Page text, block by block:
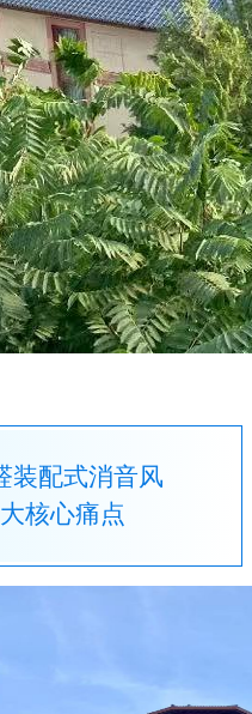
装配式消音风
核心痛点